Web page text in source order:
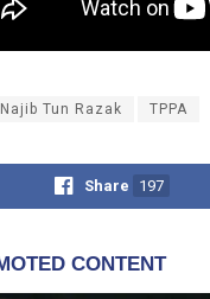
Najib Tun Razak TPPA
Share 197